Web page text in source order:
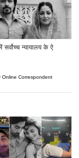
सर्वोच्च न्यायालय के ऐ
Online Correspondent